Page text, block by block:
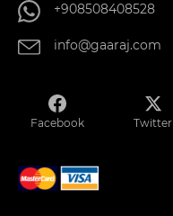
+908508408528
info@gaaraj.com
Facebook Twitter